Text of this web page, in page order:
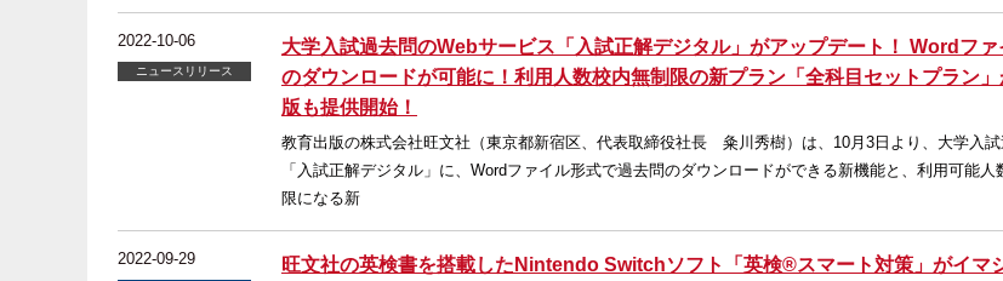
2022-10-06
ニュースリリース
大学入試過去問のWebサービス「入試正解デジタル」がアップデート！ Wordファ
のダウンロードが可能に！利用人数校内無制限の新プラン「全科目セットプラン
版も提供開始！
教育出版の株式会社旺文社（東京都新宿区、代表取締役社長 粂川秀樹）は、10月3日より、大学入
「入試正解デジタル」に、Wordファイル形式で過去問のダウンロードができる新機能と、利用可能人
限になる新
2022-09-29
旺文社の英検書を搭載したNintendo Switchソフト「英検®スマート対策」がイマ